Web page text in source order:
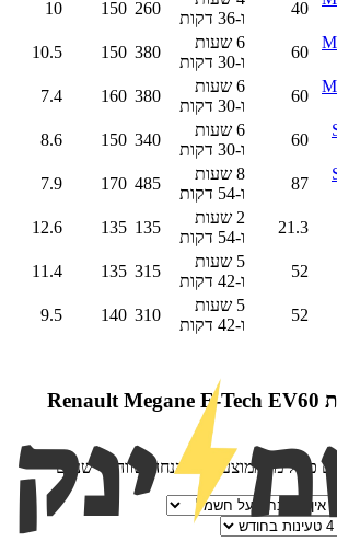
40
ו-36 דקות
260
150
10
60
6 שעות
ו-30 דקות
380
150
10.5
60
6 שעות
ו-30 דקות
380
160
7.4
60
6 שעות
ו-30 דקות
340
150
8.6
87
8 שעות
ו-54 דקות
485
170
7.9
21.3
2 שעות
ו-54 דקות
135
135
12.6
52
5 שעות
ו-42 דקות
315
135
11.4
52
5 שעות
ו-42 דקות
310
140
9.5
Renault Megane E-Tech EV60
כפול מהממוצע — ההנחה שווה פי שניים